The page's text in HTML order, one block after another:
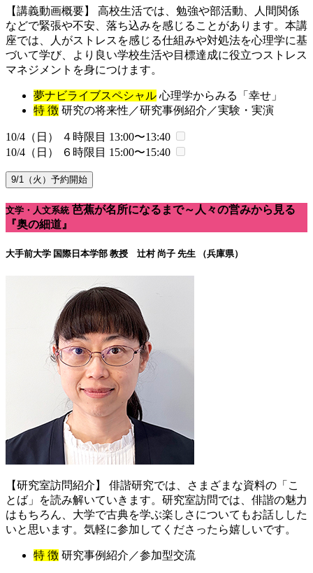
【講義動画概要】 高校生活では、勉強や部活動、人間関係
などで緊張や不安、落ち込みを感じることがあります。本講
座では、人がストレスを感じる仕組みや対処法を心理学に基
づいて学び、より良い学校生活や目標達成に役立つストレス
マネジメントを身につけます。
夢ナビライブスペシャル 心理学からみる「幸せ」
特 徴 研究の将来性／研究事例紹介／実験・実演
10/4（日） ４時限目 13:00〜13:40
10/4（日） ６時限目 15:00〜15:40
9/1（火）予約開始
文学・人文系統 芭蕉が名所になるまで～人々の営みから見る
『奥の細道』
大手前大学 国際日本学部 教授 辻村 尚子 先生 （兵庫県）
【研究室訪問紹介】 俳諧研究では、さまざまな資料の「こ
とば」を読み解いていきます。研究室訪問では、俳諧の魅力
はもちろん、大学で古典を学ぶ楽しさについてもお話しした
いと思います。気軽に参加してくださったら嬉しいです。
特 徴 研究事例紹介／参加型交流